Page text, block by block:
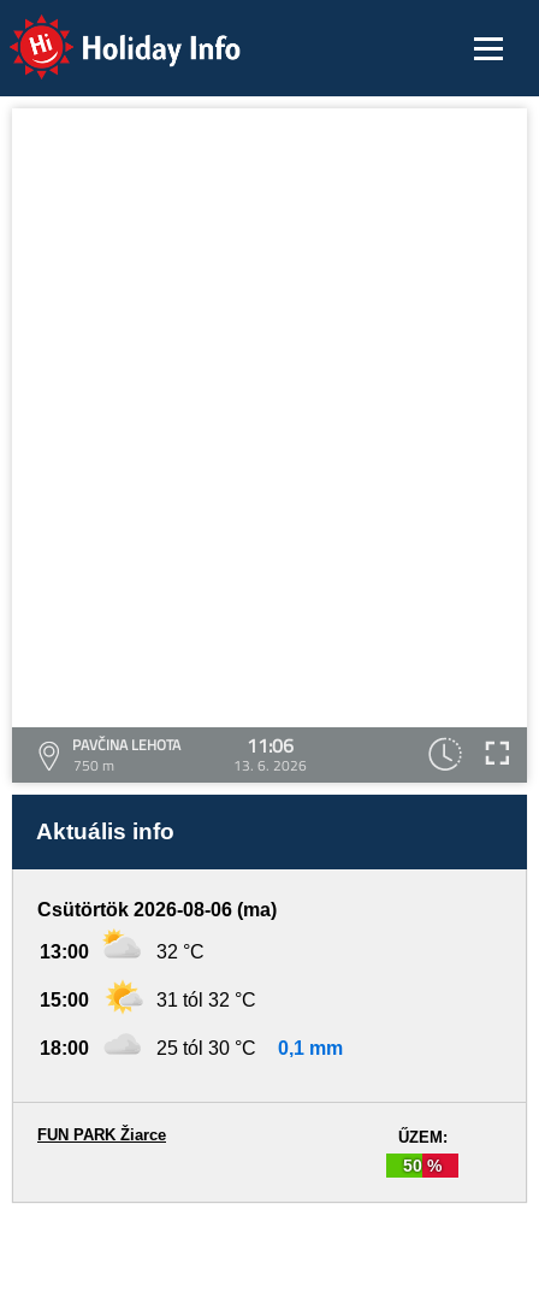
Holiday Info
PAVČINA LEHOTA
750 m
11:06
13. 6. 2026
Aktuális info
Csütörtök 2026-08-06 (ma)
13:00 32 °C
15:00 31 tól 32 °C
18:00 25 tól 30 °C 0,1 mm
ŰZEM:
50 %
FUN PARK Žiarce